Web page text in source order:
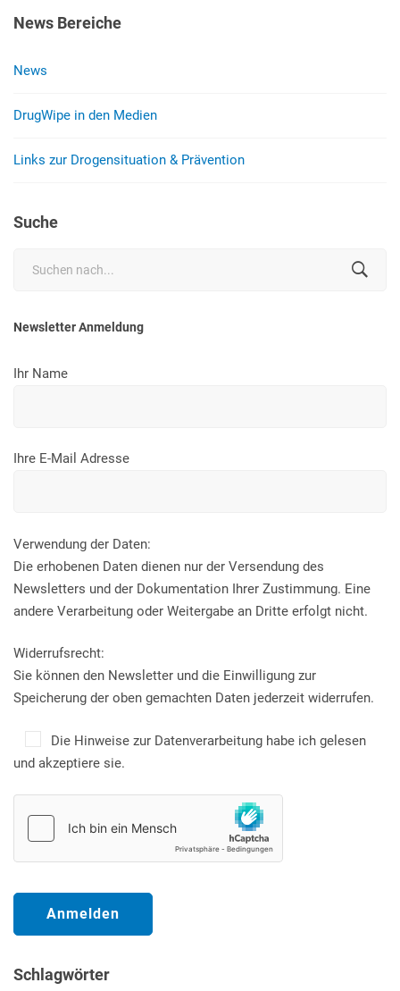
News Bereiche
News
DrugWipe in den Medien
Links zur Drogensituation & Prävention
Suche
Newsletter Anmeldung
Ihr Name
Ihre E-Mail Adresse
Verwendung der Daten:
Die erhobenen Daten dienen nur der Versendung des
Newsletters und der Dokumentation Ihrer Zustimmung. Eine
andere Verarbeitung oder Weitergabe an Dritte erfolgt nicht.
Widerrufsrecht:
Sie können den Newsletter und die Einwilligung zur
Speicherung der oben gemachten Daten jederzeit widerrufen.
Die Hinweise zur Datenverarbeitung habe ich gelesen
und akzeptiere sie.
Schlagwörter